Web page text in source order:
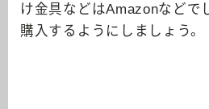
け金具などはAmazonなどで
購入するようにしましょう。